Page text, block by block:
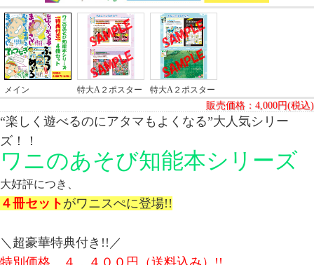
メイン 特大A２ポスター 特大A２ポスター
販売価格： 4,000円(税込)
“楽しく遊べるのにアタマもよくなる”大人気シリー
ズ！！
ワニのあそび知能本シリーズ
大好評につき、
４冊セット がワニスぺに登場!!
＼超豪華特典付き!!／
特別価格 ４，４００円（送料込み）!!